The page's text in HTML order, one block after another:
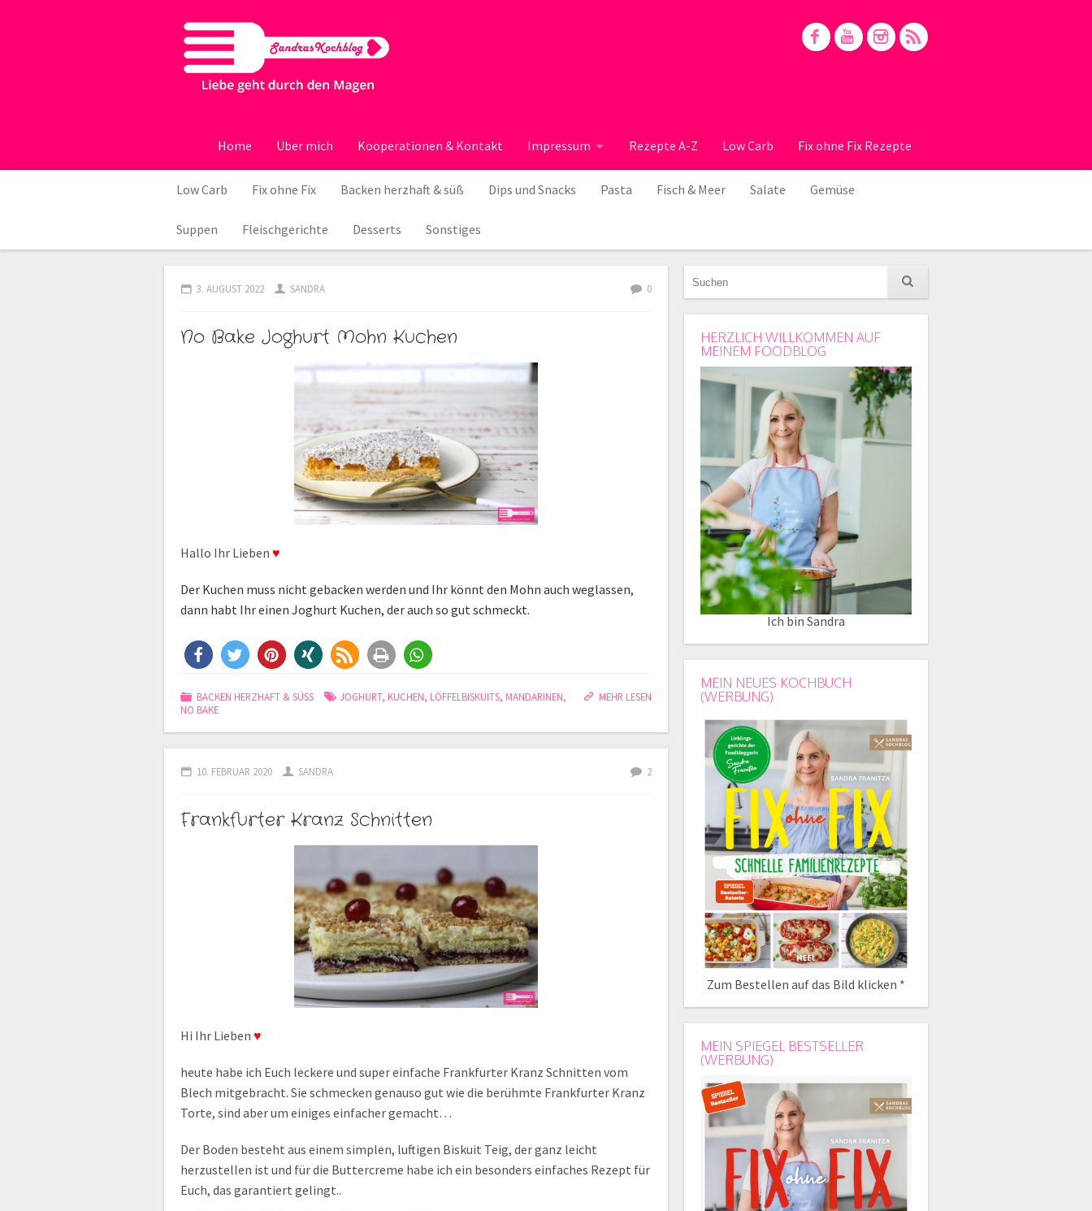
Home Über mich Kooperationen & Kontakt Impressum Rezepte A-Z Low Carb Fix ohne Fix Rezepte
Low Carb Fix ohne Fix Backen herzhaft & süß Dips und Snacks Pasta Fisch & Meer Salate Gemüse
Suppen Fleischgerichte Desserts Sonstiges
3. AUGUST 2022 SANDRA 0
No Bake Joghurt Mohn Kuchen
Hallo Ihr Lieben ♥
Der Kuchen muss nicht gebacken werden und Ihr könnt den Mohn auch weglassen,
dann habt Ihr einen Joghurt Kuchen, der auch so gut schmeckt.
MEHR LESEN
BACKEN HERZHAFT & SÜSS JOGHURT, KUCHEN, LÖFFELBISKUITS, MANDARINEN,
NO BAKE
10. FEBRUAR 2020 SANDRA 2
Frankfurter Kranz Schnitten
Hi Ihr Lieben ♥
heute habe ich Euch leckere und super einfache Frankfurter Kranz Schnitten vom
Blech mitgebracht. Sie schmecken genauso gut wie die berühmte Frankfurter Kranz
Torte, sind aber um einiges einfacher gemacht…
Der Boden besteht aus einem simplen, luftigen Biskuit Teig, der ganz leicht
herzustellen ist und für die Buttercreme habe ich ein besonders einfaches Rezept für
Euch, das garantiert gelingt..
HERZLICH WILLKOMMEN AUF
MEINEM FOODBLOG
Ich bin Sandra
MEIN NEUES KOCHBUCH
(WERBUNG)
Zum Bestellen auf das Bild klicken *
MEIN SPIEGEL BESTSELLER
(WERBUNG)